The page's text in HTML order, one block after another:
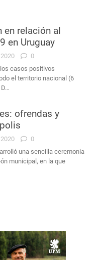
en relación al
en Uruguay
0
casos positivos
el territorio nacional (6
ofrendas y
0
una sencilla ceremonia
municipal, en la que